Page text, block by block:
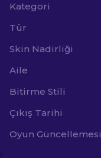
Kategori
Tür
Skin Nadirliği
Aile
Bitirme Stili
Çıkış Tarihi
Oyun Güncellemesi